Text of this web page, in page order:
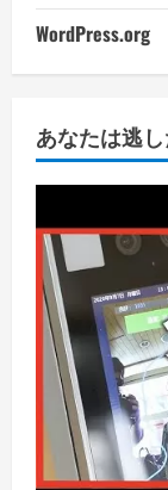
WordPress.org
あなたは逃